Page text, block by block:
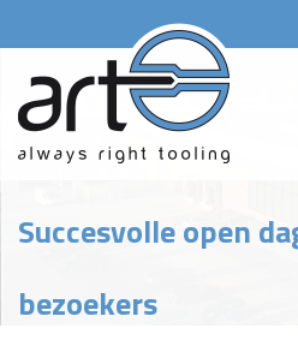
Succesvolle open
bezoekers